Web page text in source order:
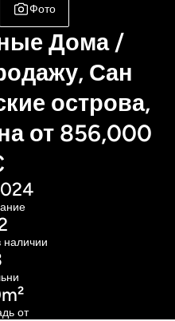
Фото
Дома /
Сан
острова,
от 856,000
от